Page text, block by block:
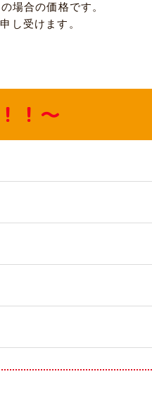
場合の価格です。
し受けます。
！～